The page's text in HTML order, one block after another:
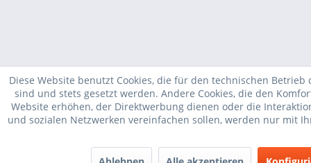
Diese Website benutzt Cookies, die für den technischen
sind und stets gesetzt werden. Andere Cookies, die den
Website erhöhen, der Direktwerbung dienen oder die
und sozialen Netzwerken vereinfachen sollen, werden nur mit